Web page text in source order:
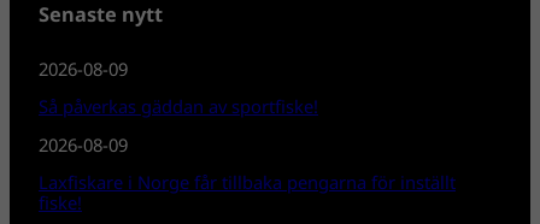
Senaste nytt
2026-08-09
Så påverkas gäddan av sportfiske!
2026-08-09
Laxfiskare i Norge får tillbaka pengarna för inställt
fiske!